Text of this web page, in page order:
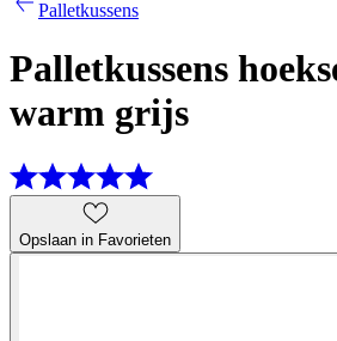
Palletkussens
Palletkussens
warm grijs
Opslaan in Favorieten